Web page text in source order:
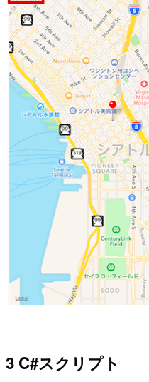
3 C#スクリプト